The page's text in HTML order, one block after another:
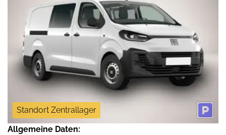
Standort Zentrallager
Allgemeine Daten: